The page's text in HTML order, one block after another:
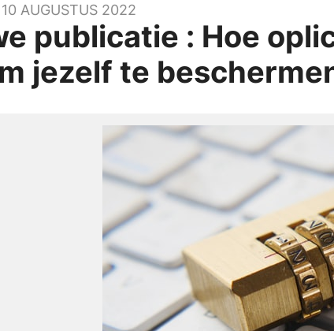
AUGUSTUS 2022
publicatie : Hoe
jezelf te